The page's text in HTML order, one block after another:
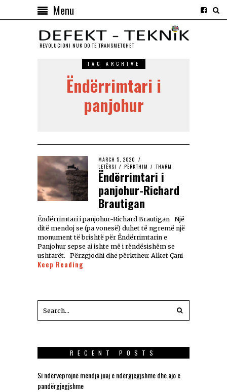
Menu
REVOLUCIONI NUK DO TЁ TRANSMETOHET
TAG ARCHIVE
Ëndërrimtari i
panjohur
MARCH 5, 2020
LETËRSI / PËRKTHIM / THARM
Ëndërrimtari i
panjohur-Richard
Brautigan
Ëndërrimtari i panjohur-Richard Brautigan Një
ditë mendoj se (pa vonesë) duhet të ngremë një
monument të brishtë për Ëndërrimtarin e
Panjohur sepse ai ishte më i rëndësishëm se
ushtarët. Përzgjodhi dhe përktheu: Alket Çani
Keep Reading
RECENT POSTS
Si ndërveprojnë mendja juaj e ndërgjegjshme dhe ajo e
pandërgjegjshme